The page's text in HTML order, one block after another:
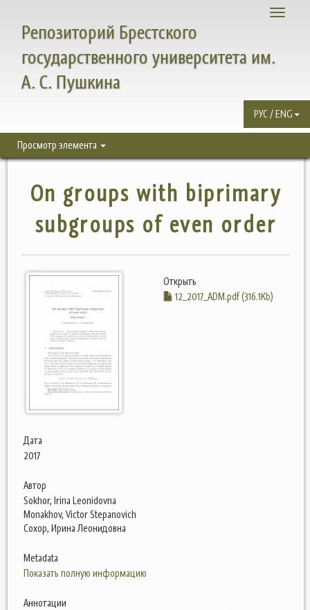
Toggle
Репозиторий Брестского
государственного университета им.
А. С. Пушкина
РУС / ENG
Просмотр элемента
On groups with biprimary
subgroups of even order
Открыть
12_2017_ADM.pdf (316.1Kb)
Дата
2017
Автор
Sokhor, Irina Leonidovna
Monakhov, Victor Stepanovich
Сохор, Ирина Леонидовна
Metadata
Показать полную информацию
Аннотации